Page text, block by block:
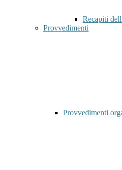
Recapiti
Provvedimenti
Provvedimenti